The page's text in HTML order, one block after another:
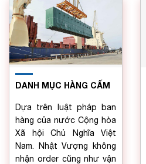
DANH MỤC HÀNG CẤM
Dựa trên luật pháp ban
hàng của nước Cộng hòa
Xã hội Chủ Nghĩa Việt
Nam. Nhật Vượng không
nhận order cũng như vận